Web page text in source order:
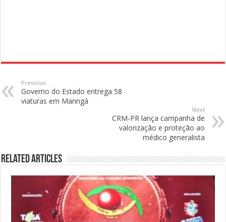
Previous
Governo do Estado entrega 58
viaturas em Maringá
Next
CRM-PR lança campanha de
valorização e proteção ao
médico generalista
Related Articles